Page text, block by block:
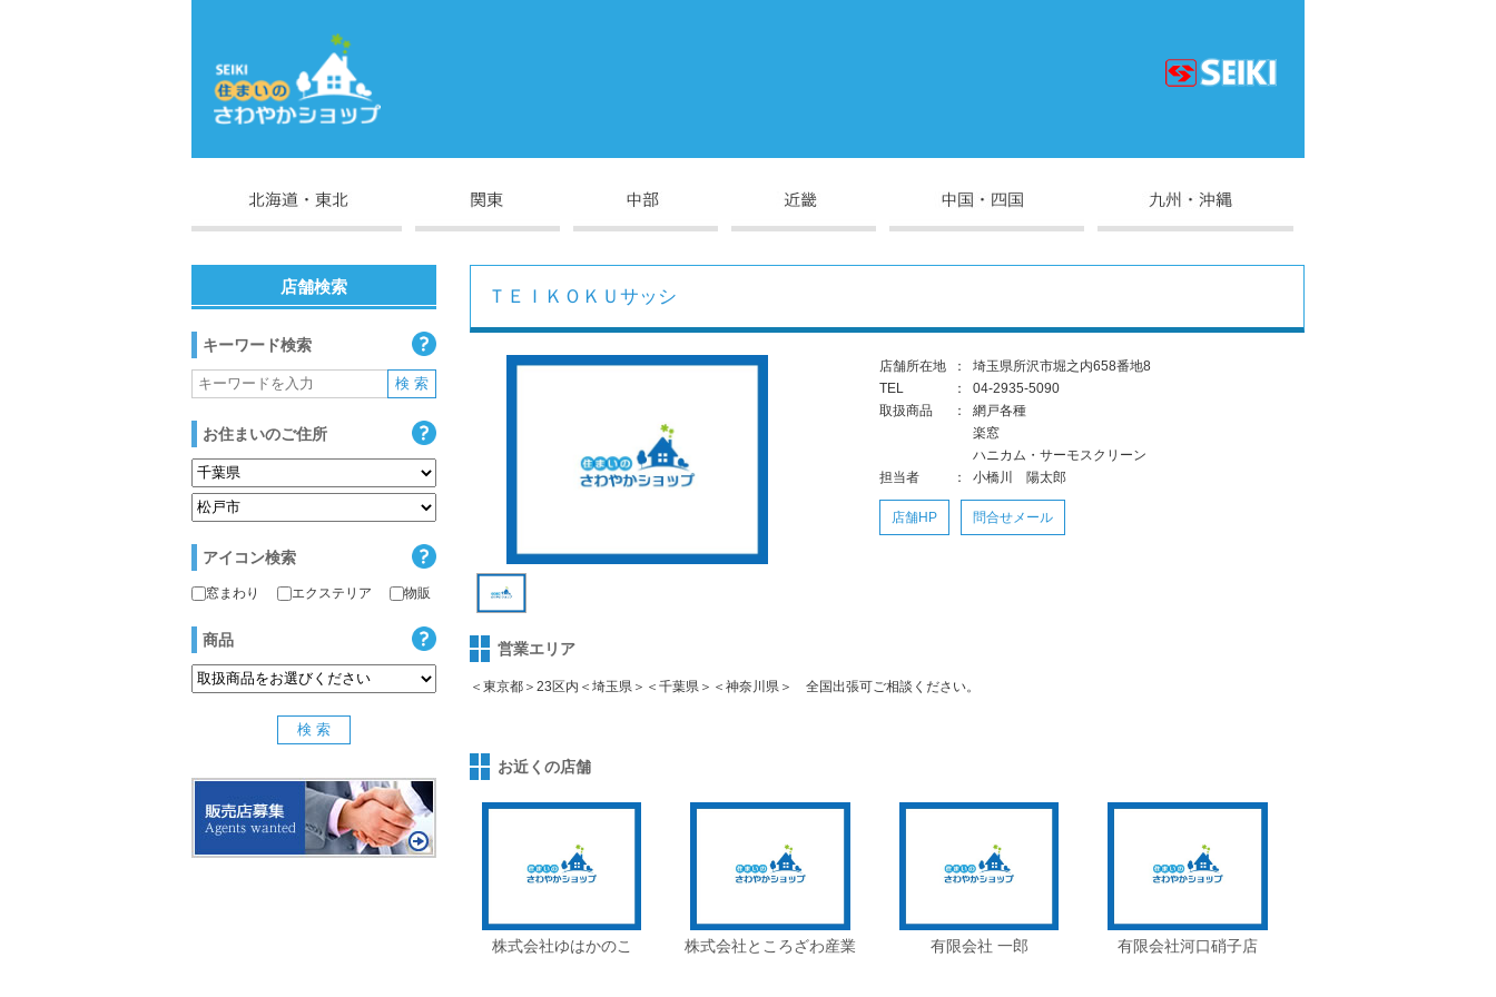
ＴＥＩＫＯＫＵサッシ
店舗所在地 ：
埼玉県所沢市堀之内658番地8
TEL
：
04-2935-5090
取扱商品
：
網戸各種
楽窓
ハニカム・サーモスクリーン
担当者
： 小橋川 陽太郎
店舗HP 問合せメール
営業エリア
＜東京都＞23区内＜埼玉県＞＜千葉県＞＜神奈川県＞ 全国出張可ご相談ください。
お近くの店舗
株式会社ゆはかのこ 株式会社ところざわ産業 有限会社 一郎 有限会社河口硝子店
店舗検索
キーワード検索
お住まいのご住所
アイコン検索
窓まわり エクステリア 物販
商品